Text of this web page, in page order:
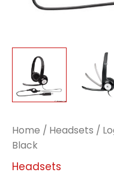
Home / Headsets /
Black
Headsets